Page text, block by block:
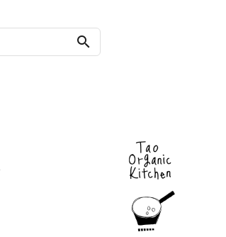
search